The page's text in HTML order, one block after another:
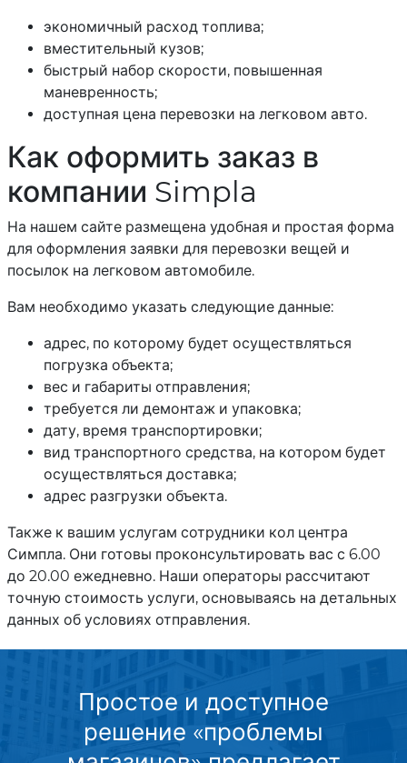
экономичный расход топлива;
вместительный кузов;
быстрый набор скорости, повышенная
маневренность;
доступная цена перевозки на легковом авто.
Как оформить заказ в
компании Simpla
На нашем сайте размещена удобная и простая форма
для оформления заявки для перевозки вещей и
посылок на легковом автомобиле.
Вам необходимо указать следующие данные:
адрес, по которому будет осуществляться
погрузка объекта;
вес и габариты отправления;
требуется ли демонтаж и упаковка;
дату, время транспортировки;
вид транспортного средства, на котором будет
осуществляться доставка;
адрес разгрузки объекта.
Также к вашим услугам сотрудники кол центра
Симпла. Они готовы проконсультировать вас с 6.00
до 20.00 ежедневно. Наши операторы рассчитают
точную стоимость услуги, основываясь на детальных
данных об условиях отправления.
Простое и доступное
решение «проблемы